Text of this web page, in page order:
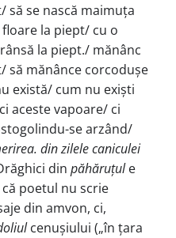
să se nască maimuța
la piept/ cu o
la piept./ mănânc
să mănânce corcodușe
există/ cum nu exiști
aceste vapoa­re/ ci
se arzând/
din zilele caniculei
din păhăruțule
poetul nu scrie
din amvon, ci,
cenușiului („în țara